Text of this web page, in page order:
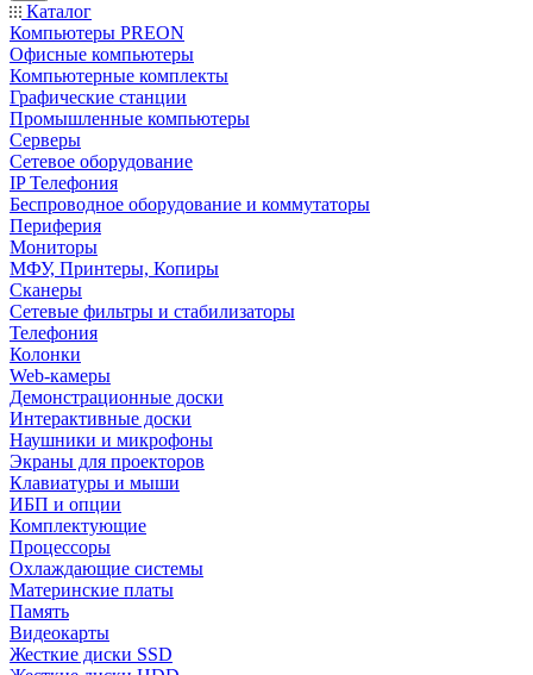
Каталог
Компьютеры PREON
Офисные компьютеры
Компьютерные комплекты
Графические станции
Промышленные компьютеры
Серверы
Сетевое оборудование
IP Телефония
Беспроводное оборудование и коммутаторы
Периферия
Мониторы
МФУ, Принтеры, Копиры
Сканеры
Сетевые фильтры и стабилизаторы
Телефония
Колонки
Web-камеры
Демонстрационные доски
Интерактивные доски
Наушники и микрофоны
Экраны для проекторов
Клавиатуры и мыши
ИБП и опции
Комплектующие
Процессоры
Охлаждающие системы
Материнские платы
Память
Видеокарты
Жесткие диски SSD